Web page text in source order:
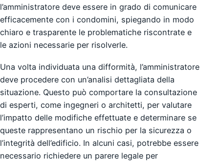
l’amministratore deve essere in grado di comunicare
efficacemente con i condomini, spiegando in modo
chiaro e trasparente le problematiche riscontrate e
le azioni necessarie per risolverle.
Una volta individuata una difformità, l’amministratore
deve procedere con un’analisi dettagliata della
situazione. Questo può comportare la consultazione
di esperti, come ingegneri o architetti, per valutare
l’impatto delle modifiche effettuate e determinare se
queste rappresentano un rischio per la sicurezza o
l’integrità dell’edificio. In alcuni casi, potrebbe essere
necessario richiedere un parere legale per